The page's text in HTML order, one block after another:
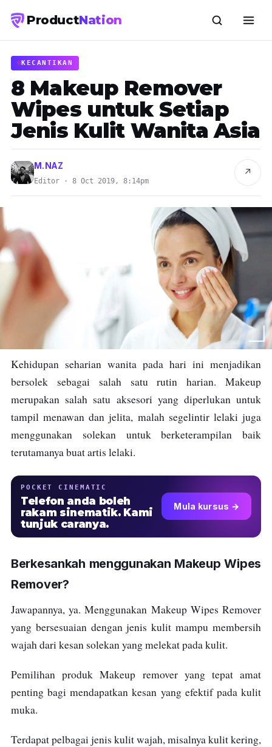
ProductNation
KECANTIKAN
8 Makeup Remover
Wipes untuk Setiap
Jenis Kulit Wanita Asia
M.NAZ
Editor · 8 Oct 2019, 8:14pm
↗
Kehidupan seharian wanita pada hari ini menjadikan
bersolek sebagai salah satu rutin harian. Makeup
merupakan salah satu aksesori yang diperlukan untuk
tampil menawan dan jelita, malah segelintir lelaki juga
menggunakan solekan untuk berketerampilan baik
terutamanya buat artis lelaki.
POCKET CINEMATIC
Telefon anda boleh
rakam sinematik. Kami
tunjuk caranya.
Mula kursus →
Berkesankah menggunakan Makeup Wipes
Remover?
Jawapannya, ya. Menggunakan Makeup Wipes Remover
yang bersesuaian dengan jenis kulit mampu membersih
wajah dari kesan solekan yang melekat pada kulit.
Pemilihan produk Makeup remover yang tepat amat
penting bagi mendapatkan kesan yang efektif pada kulit
muka.
Terdapat pelbagai jenis kulit wajah, misalnya kulit kering,